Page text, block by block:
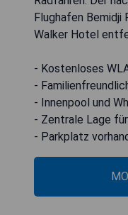
Flughafen Bemidji
Walker Hotel
- Kostenloses
-
- Innenpool und
- Zentrale Lage
- Parkplatz